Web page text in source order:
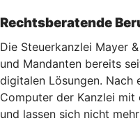
Rechtsberatende
Die Steuerkanzlei Mayer
und Mandanten bereits
digitalen Lösungen. Nach
Computer der Kanzlei
und lassen sich nicht